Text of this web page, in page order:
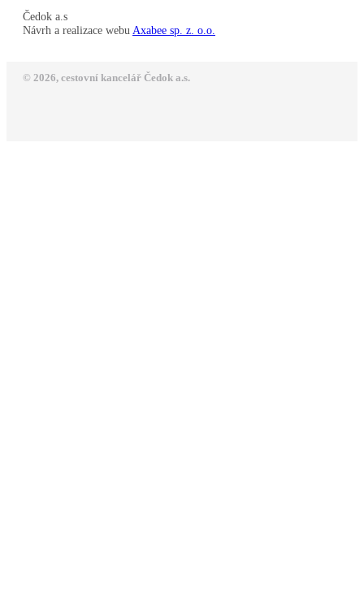
Čedok a.s
Návrh a realizace webu Axabee sp. z. o.o.
© 2026, cestovní kancelář Čedok a.s.